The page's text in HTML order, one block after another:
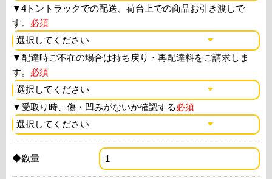
▼4トントラックでの配送、荷台上での商品お引き渡しで
す。 必須
▼配達時ご不在の場合は持ち戻り・再配達料をご請求しま
す。 必須
▼ 受取り時、傷・凹みがないか確認する必須
◆数量